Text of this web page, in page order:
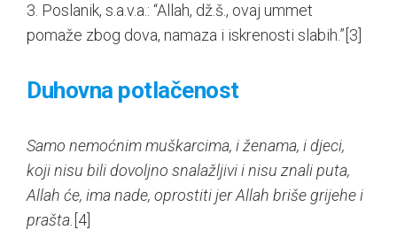
3. Poslanik, s.a.v.a.: “Allah, dž.š., ovaj ummet
pomaže zbog dova, namaza i iskrenosti slabih.” [3]
Duhovna potlačenost
Samo nemoćnim muškarcima, i ženama, i djeci,
koji nisu bili dovoljno snalažljivi i nisu znali puta,
Allah će, ima nade, oprostiti jer Allah briše grijehe i
prašta. [4]